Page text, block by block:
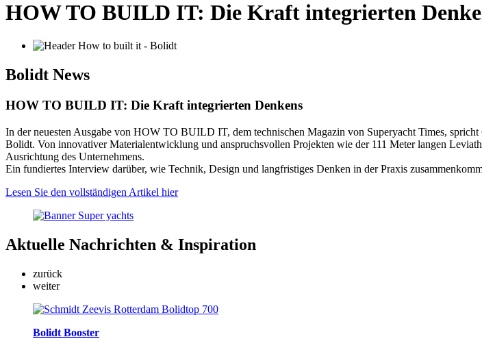
HOW TO BUILD IT: Die Kraft integrierten
Bolidt News
HOW TO BUILD IT: Die Kraft integrierten Denkens
In der neuesten Ausgabe von HOW TO BUILD IT, dem technischen Magazin von Superyacht Times,
Bolidt. Von innovativer Materialentwicklung und anspruchsvollen Projekten wie der 111 Meter langen
Ausrichtung des Unternehmens.
Ein fundiertes Interview darüber, wie Technik, Design und langfristiges Denken in der Praxis
Lesen Sie den vollständigen Artikel hier
Aktuelle Nachrichten & Inspiration
zurück
weiter
Bolidt Booster